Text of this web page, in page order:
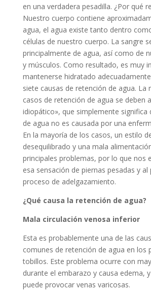
en una verdadera pesadilla. ¿Por qué
Nuestro cuerpo contiene
agua, el agua existe tanto dentro
células de nuestro cuerpo. La sangre
principalmente de agua, así como de
y músculos. Como resultado, es muy
mantenerse hidratado
siete causas de retención de agua. La
casos de retención de agua se deben
idiopático», que simplemente significa
de agua no es causada por una
En la mayoría de los casos, un estilo
desequilibrado y una mala
principales problemas, por lo que nos
esa sensación de piernas pesadas y al
proceso de adelgazamiento.
¿Qué causa la retención de agua?
Mala circulación venosa inferior
Esta es probablemente una de las
comunes de retención de agua en los
tobillos. Este problema ocurre con
durante el embarazo y causa edema,
puede provocar venas varicosas.